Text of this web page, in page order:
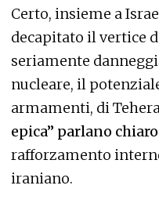
Certo, insieme a
decapitato il vertice
seriamente
nucleare, il
armamenti, di
epica” parlano chiaro
rafforzamento
iraniano.